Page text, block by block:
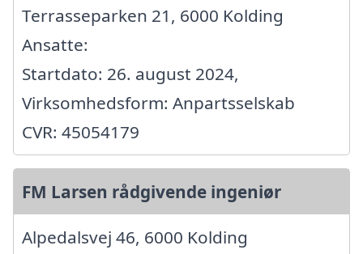
Terrasseparken 21, 6000 Kolding
Ansatte:
Startdato: 26. august 2024,
Virksomhedsform: Anpartsselskab
CVR: 45054179
FM Larsen rådgivende ingeniør
Alpedalsvej 46, 6000 Kolding